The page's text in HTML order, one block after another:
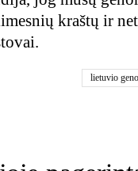
kraštų ir
lietuvio